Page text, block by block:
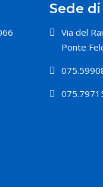
Sede
Via del
Ponte